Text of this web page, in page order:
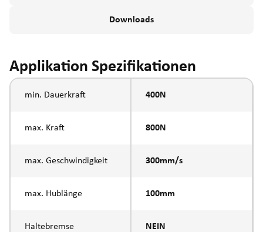
Downloads
Applikation Spezifikationen
min. Dauerkraft 400N
max. Kraft 800N
max. Geschwindigkeit 300mm/s
max. Hublänge 100mm
Haltebremse NEIN